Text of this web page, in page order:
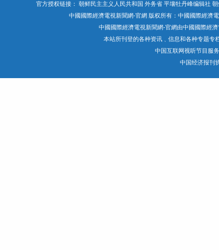
官方授权链接： 朝鲜民主主义人民共和国 外务省 平壤牡丹峰编辑社
中國國際經濟電視新聞網-官網 版权所有：中國國際經
中國國際經濟電視新聞網-官網由中國國際經
本站所刊登的各种资讯﹑信息和各种专题专
中国互联网视听节目服
中国经济报刊